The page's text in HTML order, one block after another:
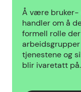
Å være bruker-
handler om å
formell rolle
tjenestene og
blir ivaretatt